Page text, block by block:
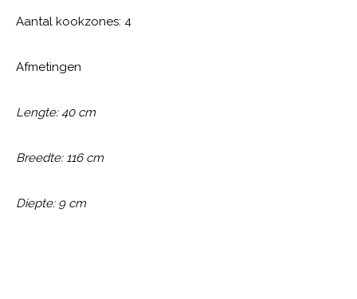
Aantal kookzones: 4
Afmetingen
Lengte: 40 cm
Breedte: 116 cm
Diepte: 9 cm